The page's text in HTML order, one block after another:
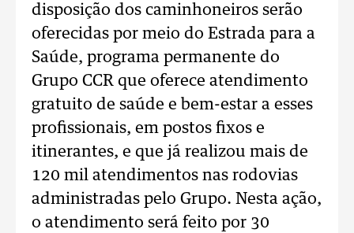
disposição dos caminhoneiros serão
oferecidas por meio do Estrada para a
Saúde, programa permanente do
Grupo CCR que oferece atendimento
gratuito de saúde e bem-estar a esses
profissionais, em postos fixos e
itinerantes, e que já realizou mais de
120 mil atendimentos nas rodovias
administradas pelo Grupo. Nesta ação,
o atendimento será feito por 30